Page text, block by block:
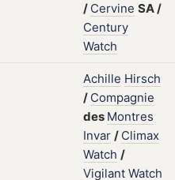
/ Cervine SA/
Century
Watch
Achille Hirsch
/ Compagnie
des Montres
Invar / Climax
Watch /
Vigilant Watch